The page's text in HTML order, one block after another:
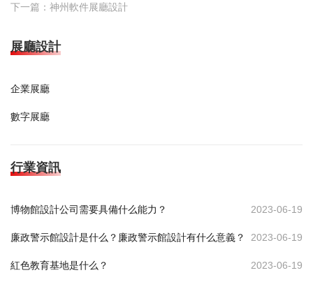
下一篇： 神州軟件展廳設計
展廳設計
企業展廳
數字展廳
行業資訊
博物館設計公司需要具備什么能力？ 2023-06-19
廉政警示館設計是什么？廉政警示館設計有什么意義？ 2023-06-19
紅色教育基地是什么？ 2023-06-19